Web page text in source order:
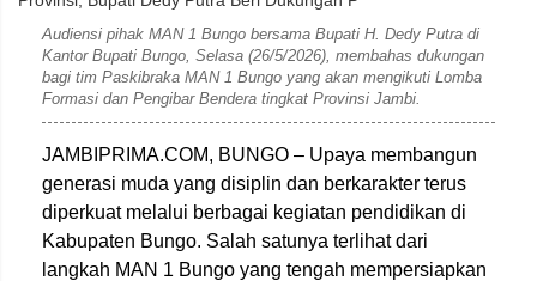
Audiensi pihak MAN 1 Bungo bersama Bupati H. Dedy Putra di
Kantor Bupati Bungo, Selasa (26/5/2026), membahas dukungan
bagi tim Paskibraka MAN 1 Bungo yang akan mengikuti Lomba
Formasi dan Pengibar Bendera tingkat Provinsi Jambi.
JAMBIPRIMA.COM, BUNGO – Upaya membangun
generasi muda yang disiplin dan berkarakter terus
diperkuat melalui berbagai kegiatan pendidikan di
Kabupaten Bungo. Salah satunya terlihat dari
langkah MAN 1 Bungo yang tengah mempersiapkan